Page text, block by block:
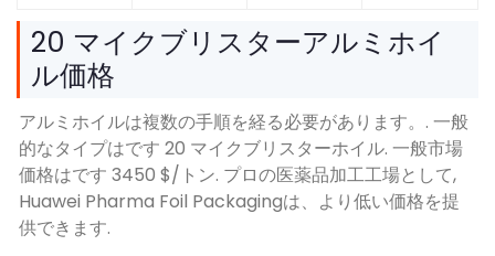
20 マイクブリスターアルミホイ
ル価格
アルミホイルは複数の手順を経る必要があります。. 一般
的なタイプはです 20 マイクブリスターホイル. 一般市場
価格はです 3450 $/トン. プロの医薬品加工工場として,
Huawei Pharma Foil Packagingは、より低い価格を提
供できます.